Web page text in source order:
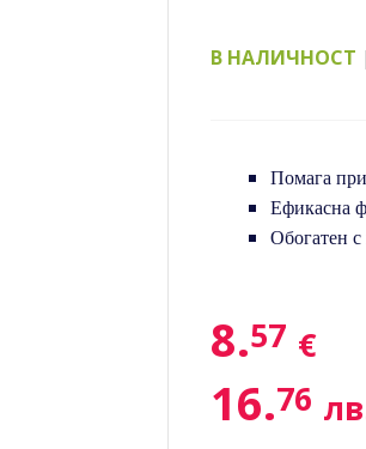
В НАЛИЧНОСТ
Помага
Ефикасна
Обогатен
8.57 €
16.76